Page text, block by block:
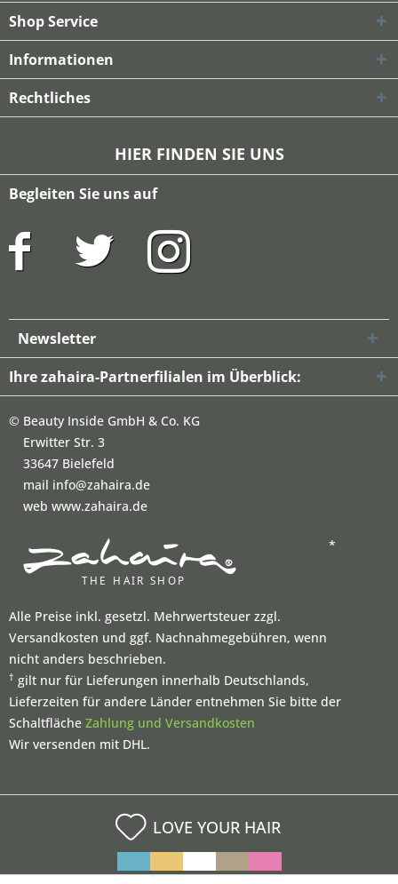
Shop Service
Informationen
Rechtliches
HIER FINDEN SIE UNS
Begleiten Sie uns auf
Newsletter
Ihre zahaira-Partnerfilialen im Überblick:
© Beauty Inside GmbH & Co. KG
Erwitter Str. 3
33647 Bielefeld
mail info@zahaira.de
web www.zahaira.de
*
Alle Preise inkl. gesetzl. Mehrwertsteuer zzgl.
Versandkosten und ggf. Nachnahmegebühren, wenn
nicht anders beschrieben.
† gilt nur für Lieferungen innerhalb Deutschlands,
Lieferzeiten für andere Länder entnehmen Sie bitte der
Schaltfläche Zahlung und Versandkosten
Wir versenden mit DHL.
LOVE YOUR HAIR